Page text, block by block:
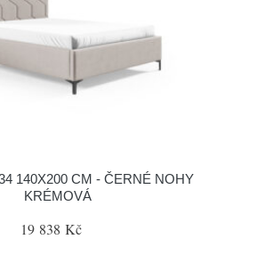
140X200 CM - ČERNÉ NOHY
KRÉMOVÁ
19 838 Kč